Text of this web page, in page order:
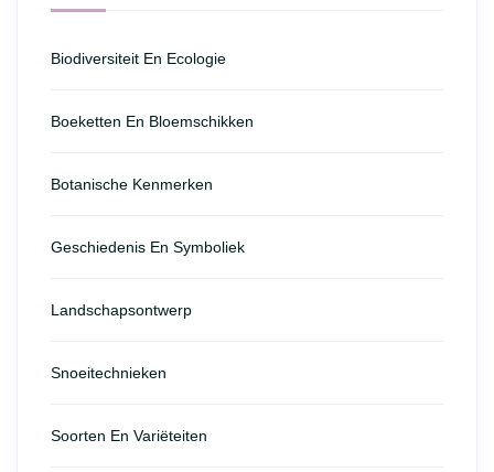
Biodiversiteit En Ecologie
Boeketten En Bloemschikken
Botanische Kenmerken
Geschiedenis En Symboliek
Landschapsontwerp
Snoeitechnieken
Soorten En Variëteiten